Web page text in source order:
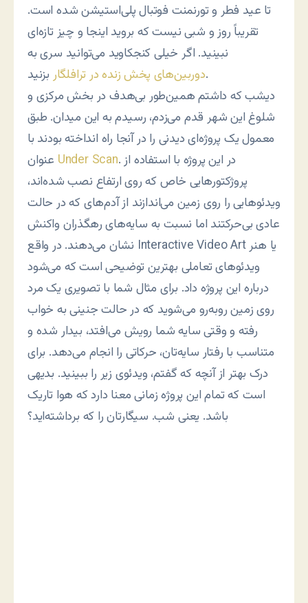
تا عید فطر و تورنمنت فوتبال پلی‌استیشن شده است.
تقریباً روز و شبی نیست که بروید اینجا و چیز تازه‌ای
نبینید. اگر خیلی کنجکاوید می‌توانید سری به
دوربین‌های پخش زنده در ترافلگاربزنید.
دیشب که داشتم همین‌طور بی‌هدف در بخش مرکزی و
شلوغ این شهر قدم می‌زدم، رسیدم به این میدان. طبق
معمول یک پروژه‌ای دیدنی را در آنجا راه انداخته بودند با
Under Scan. در این پروژه با استفاده از
پروژکتورهایی خاص که روی ارتفاع نصب شده‌اند،
ویدئوهایی را روی زمین می‌اندازند از آدم‌های که در حالت
عادی بی‌حرکتند اما نسبت به سایه‌های رهگذران واکنش
نشان می‌دهند. در واقع Interactive Video Art یا هنر
ویدئوهای تعاملی بهترین توضیحی است که می‌شود
درباره این پروژه داد. برای مثال شما با تصویری یک مرد
روی زمین روبه‌رو می‌شوید که در حالت جنینی به خواب
رفته و وقتی سایه شما رویش می‌افتد، بیدار شده و
متناسب با رفتار سایه‌تان، حرکاتی را انجام می‌دهد. برای
درک بهتر از آنچه که گفتم، ویدئوی زیر را ببینید. بدیهی
است که تمام این پروژه زمانی معنا دارد که هوا تاریک
باشد. یعنی شب. سیگارتان را که برداشته‌اید؟